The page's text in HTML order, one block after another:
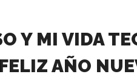
Y MI VIDA
AÑO